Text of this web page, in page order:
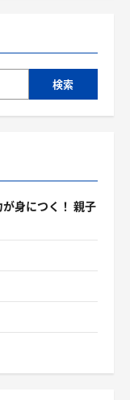
検索
身につく！ 親子